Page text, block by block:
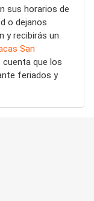
sus horarios de
o dejanos
y recibirás un
San
que los
feriados y